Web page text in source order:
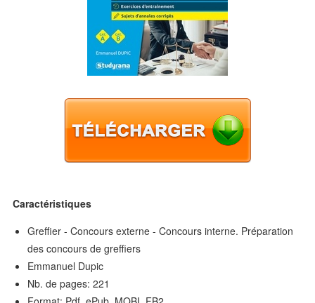
Caractéristiques
Greffier - Concours externe - Concours interne. Préparation
des concours de greffiers
Emmanuel Dupic
Nb. de pages: 221